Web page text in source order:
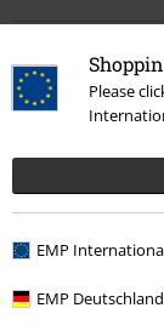
Please
EMP
EMP Deutschland